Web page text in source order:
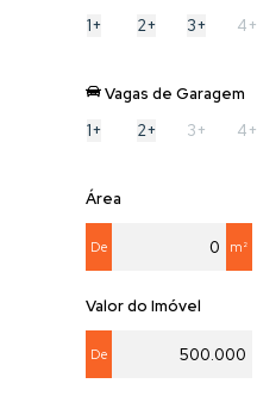
1+
2+ 3+ 4+
Vagas de Garagem
1+
2+ 3+ 4+
Área
De m²
Valor do Imóvel
De